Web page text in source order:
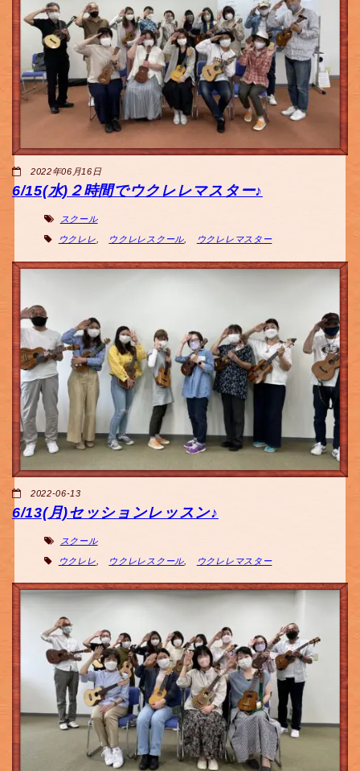
2022年06月16日
6/15(水)２時間でウクレレマスター♪
スクール
ウクレレ, ウクレレスクール, ウクレレマスター
2022-06-13
6/13(月)セッションレッスン♪
スクール
ウクレレ ウクレレスクール, ウクレレマスター